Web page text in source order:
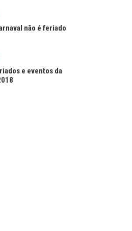
não é feriado
e eventos da